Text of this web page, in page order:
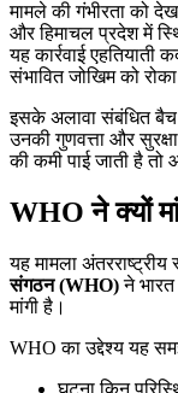
मामले की गंभीरता को
और हिमाचल प्रदेश में
यह कार्रवाई
संभावित जोखिम को
इसके अलावा संबंधित
उनकी गुणवत्ता और
की कमी पाई जाती है
WHO ने क्यों
यह मामला
संगठन (WHO)ने
मांगी है।
WHO का उद्देश्य यह
घटना किन